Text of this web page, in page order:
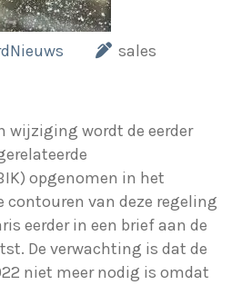
Nieuws
sales
wijziging wordt de eerder
opgenomen in het
contouren van deze regeling
eerder in een brief aan de
De verwachting is dat de
niet meer nodig is omdat